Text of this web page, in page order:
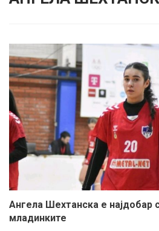
Ангела Шехтанска е најдобар
младинките